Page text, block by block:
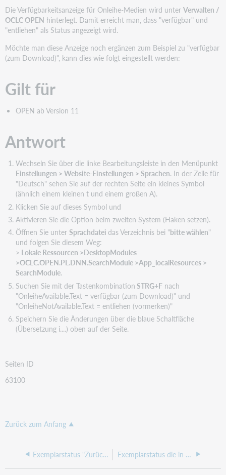
Die Verfügbarkeitsanzeige für Onleihe-Medien wird unterVerwalten /
OCLC OPEN hinterlegt. Damit erreicht man, dass "verfügbar" und
"entliehen" als Status angezeigt wird.
Möchte man diese Anzeige noch ergänzen zum Beispiel zu "verfügbar
(zum Download)", kann dies wie folgt eingestellt werden:
Gilt für
OPEN ab Version 11
Antwort
Wechseln Sie über die linke Bearbeitungsleiste in den Menüpunkt
Einstellungen > Website-Einstellungen > Sprachen. In der Zeile für
"Deutsch" sehen Sie auf der rechten Seite ein kleines Symbol
(ähnlich einem kleinen t und einem großen A).
Klicken Sie auf dieses Symbol und
Aktivieren Sie die Option beim zweiten System (Haken setzen).
Öffnen Sie unter Sprachdatei das Verzeichnis bei "bitte wählen"
und folgen Sie diesem Weg:
> Lokale Ressourcen >DesktopModules
>OCLC.OPEN.PL.DNN.SearchModule >App_localResources >
SearchModule.
Suchen Sie mit der Tastenkombination STRG+Fnach
"OnleiheAvailable.Text = verfügbar (zum Download)" und
"OnleiheNotAvailable.Text = entliehen (vormerken)"
Speichern Sie die Änderungen über die blaue Schaltfläche
(Übersetzung i....) oben auf der Seite.
Seiten ID
63100
Zurück zum Anfang
Exemplarstatus "Zurückgelegt" wird beim Tagesabschluss wieder auf "Verfügbar" umgesetzt Exemplarstatus die in Medienstatistik nicht berücksichtigt werden